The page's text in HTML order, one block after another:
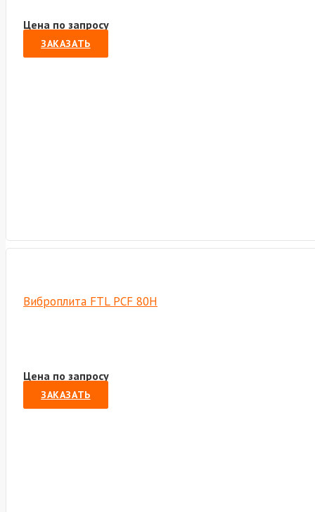
Цена по запросу
ЗАКАЗАТЬ
Виброплита FTL PCF 80H
Цена по запросу
ЗАКАЗАТЬ